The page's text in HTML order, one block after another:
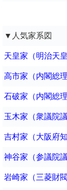
▼人気家系図
天皇家（明治天
高市家（内閣総
石破家（内閣総
玉木家（衆議院
吉村家（大阪府
神谷家（参議院
岩崎家（三菱財